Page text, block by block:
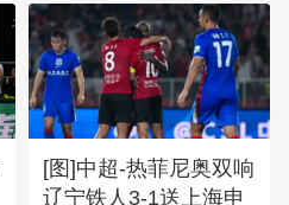
[图]中超-热菲尼奥双响
辽宁铁人3-1送上海申